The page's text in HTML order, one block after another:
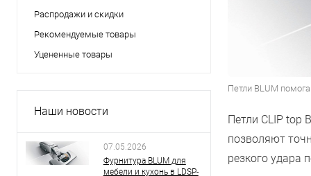
Распродажи и скидки
Рекомендуемые товары
Уцененные товары
Наши новости
07.05.2026
Фурнитура BLUM для
мебели и кухонь в LDSP-
Петли BLUM
Петли CLIP top
позволяют
резкого удара